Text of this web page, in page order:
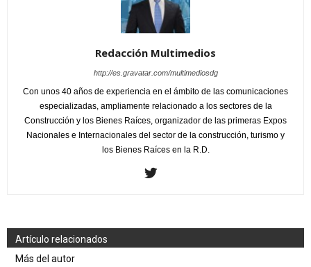
Redacción Multimedios
http://es.gravatar.com/multimediosdg
Con unos 40 años de experiencia en el ámbito de las comunicaciones
especializadas, ampliamente relacionado a los sectores de la
Construcción y los Bienes Raíces, organizador de las primeras Expos
Nacionales e Internacionales del sector de la construcción, turismo y
los Bienes Raíces en la R.D.
Artículo relacionados
Más del autor